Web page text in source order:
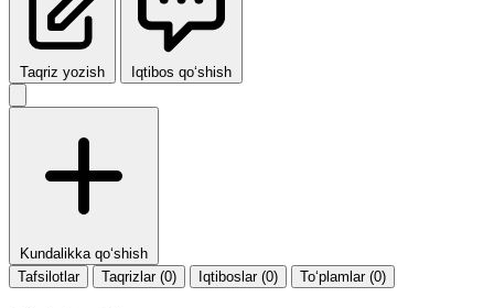
Taqriz yozish Iqtibos qo‘shish
Kundalikka qo‘shish
Tafsilotlar
Taqrizlar (0) Iqtiboslar (0) To‘plamlar (0)